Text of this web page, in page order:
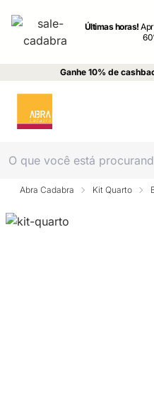
Últimas horas!
Ganhe 10% de
Abra Cadabra Kit Quarto